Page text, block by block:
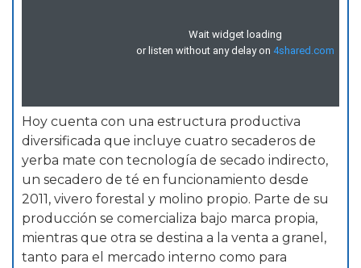
Hoy cuenta con una estructura productiva
diversificada que incluye cuatro secaderos de
yerba mate con tecnología de secado indirecto,
un secadero de té en funcionamiento desde
2011, vivero forestal y molino propio. Parte de su
producción se comercializa bajo marca propia,
mientras que otra se destina a la venta a granel,
tanto para el mercado interno como para